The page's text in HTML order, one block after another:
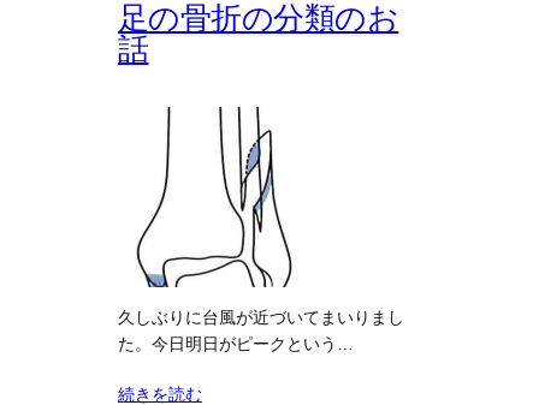
足の骨折の分類のお
話
久しぶりに台風が近づいてまいりまし
た。今日明日がピークという…
続きを読む